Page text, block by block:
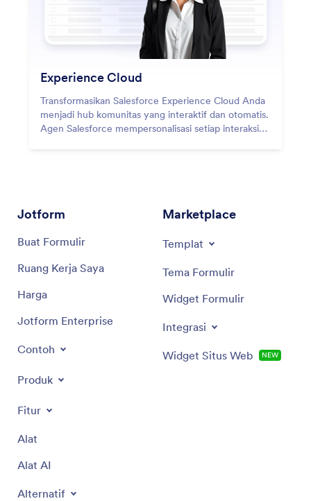
Experience Cloud
Transformasikan Salesforce Experience Cloud Anda
menjadi hub komunitas yang interaktif dan otomatis.
Agen Salesforce mempersonalisasi setiap interaksi
manusiawi.
Jotform
Buat Formulir
Ruang Kerja Saya
Harga
Jotform Enterprise
Contoh
Produk
Fitur
Alat
Alat AI
Alternatif
Marketplace
Templat
Tema Formulir
Widget Formulir
Integrasi
Widget Situs Web NEW